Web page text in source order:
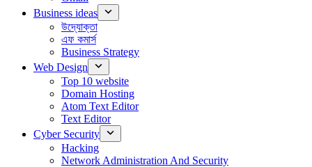
Business ideas
উদ্যোক্তা
এফ কমার্স
Business Strategy
Web Design
Top 10 website
Domain Hosting
Atom Text Editor
Text Editor
Cyber Security
Hacking
Network Administration And Security